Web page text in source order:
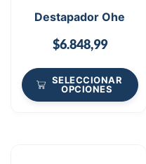
Destapador Ohe
$6.848,99
SELECCIONAR
OPCIONES